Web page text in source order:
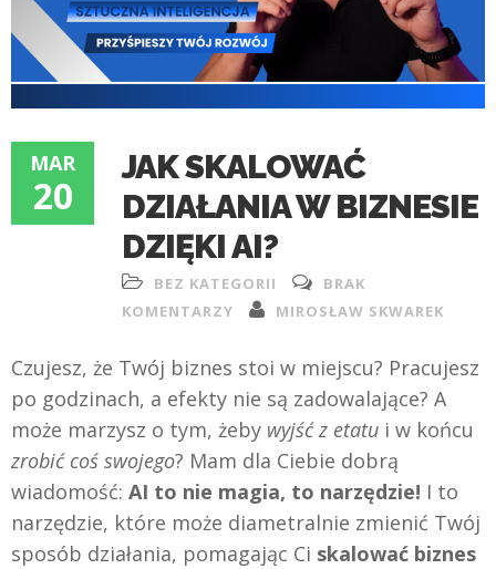
MAR
20
JAK SKALOWAĆ
DZIAŁANIA W BIZNESIE
DZIĘKI AI?
BEZ KATEGORII
BRAK
KOMENTARZY
MIROSŁAW SKWAREK
Czujesz, że Twój biznes stoi w miejscu? Pracujesz
po godzinach, a efekty nie są zadowalające? A
może marzysz o tym, żeby wyjść z etatu i w końcu
zrobić coś swojego? Mam dla Ciebie dobrą
wiadomość: AI to nie magia, to narzędzie! I to
narzędzie, które może diametralnie zmienić Twój
sposób działania, pomagając Ci skalować biznes